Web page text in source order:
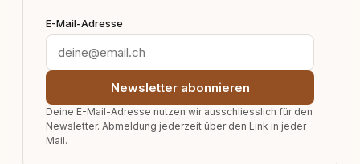
E-Mail-Adresse
Newsletter abonnieren
Deine E-Mail-Adresse nutzen wir ausschliesslich für den
Newsletter. Abmeldung jederzeit über den Link in jeder
Mail.